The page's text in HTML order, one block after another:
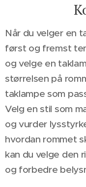
Når du velger en
først og fremst
og velge en
størrelsen på
taklampe som
Velg en stil som
og vurder
hvordan rommet
kan du velge den
og forbedre